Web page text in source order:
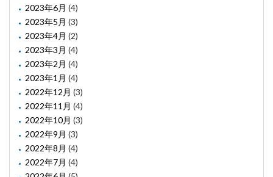
2023年6月 (4)
2023年5月 (3)
2023年4月 (2)
2023年3月 (4)
2023年2月 (4)
2023年1月 (4)
2022年12月 (3)
2022年11月 (4)
2022年10月 (3)
2022年9月 (3)
2022年8月 (4)
2022年7月 (4)